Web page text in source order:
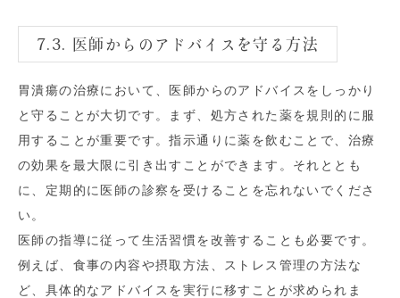
7.3. 医師からのアドバイスを守る方法
胃潰瘍の治療において、医師からのアドバイスをしっかり
と守ることが大切です。まず、処方された薬を規則的に服
用することが重要です。指示通りに薬を飲むことで、治療
の効果を最大限に引き出すことができます。それととも
に、定期的に医師の診察を受けることを忘れないでくださ
い。
医師の指導に従って生活習慣を改善することも必要です。
例えば、食事の内容や摂取方法、ストレス管理の方法な
ど、具体的なアドバイスを実行に移すことが求められま